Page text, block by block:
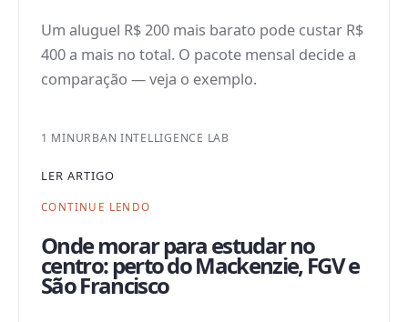
Um aluguel R$ 200 mais barato pode custar R$
400 a mais no total. O pacote mensal decide a
comparação — veja o exemplo.
1 MINURBAN INTELLIGENCE LAB
LER ARTIGO
CONTINUE LENDO
Onde morar para estudar no
centro: perto do Mackenzie, FGV e
São Francisco